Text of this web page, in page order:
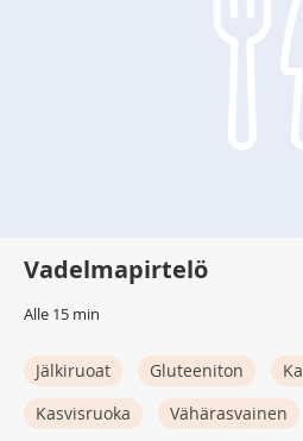
Vadelmapirtelö
Alle 15 min
Jälkiruoat Gluteeniton
Kasvisruoka
Vähärasvainen